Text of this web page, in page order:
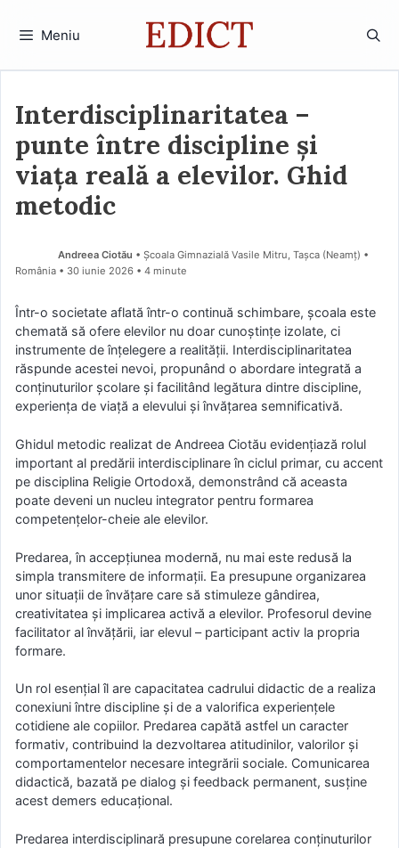
Meniu
Interdisciplinaritatea –
punte între discipline și
viața reală a elevilor. Ghid
metodic
Andreea Ciotău • Școala Gimnazială Vasile Mitru, Tașca (Neamţ) •
România
30 iunie 2026 • 4 minute
Într-o societate aflată într-o continuă schimbare, școala este
chemată să ofere elevilor nu doar cunoștințe izolate, ci
instrumente de înțelegere a realității. Interdisciplinaritatea
răspunde acestei nevoi, propunând o abordare integrată a
conținuturilor școlare și facilitând legătura dintre discipline,
experiența de viață a elevului și învățarea semnificativă.
Ghidul metodic realizat de Andreea Ciotău evidențiază rolul
important al predării interdisciplinare în ciclul primar, cu accent
pe disciplina Religie Ortodoxă, demonstrând că aceasta
poate deveni un nucleu integrator pentru formarea
competențelor-cheie ale elevilor.
Predarea, în accepțiunea modernă, nu mai este redusă la
simpla transmitere de informații. Ea presupune organizarea
unor situații de învățare care să stimuleze gândirea,
creativitatea și implicarea activă a elevilor. Profesorul devine
facilitator al învățării, iar elevul – participant activ la propria
formare.
Un rol esențial îl are capacitatea cadrului didactic de a realiza
conexiuni între discipline și de a valorifica experiențele
cotidiene ale copiilor. Predarea capătă astfel un caracter
formativ, contribuind la dezvoltarea atitudinilor, valorilor și
comportamentelor necesare integrării sociale. Comunicarea
didactică, bazată pe dialog și feedback permanent, susține
acest demers educațional.
Predarea interdisciplinară presupune corelarea conținuturilor